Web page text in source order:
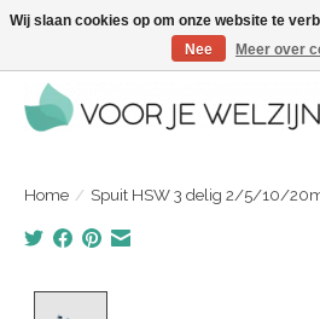
Voordelige zelfverzorgingsproducten |
Home / Spuit HSW 3 delig 2/5/10/
Wij slaan cookies op om onze website te
Nee
Meer over